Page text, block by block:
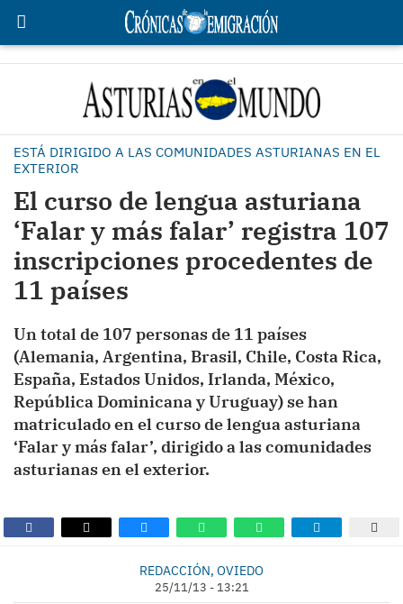
ESTÁ DIRIGIDO A LAS COMUNIDADES ASTURIANAS EN EL
EXTERIOR
El curso de lengua asturiana
‘Falar y más falar’ registra 107
inscripciones procedentes de
11 países
Un total de 107 personas de 11 países
(Alemania, Argentina, Brasil, Chile, Costa Rica,
España, Estados Unidos, Irlanda, México,
República Dominicana y Uruguay) se han
matriculado en el curso de lengua asturiana
‘Falar y más falar’, dirigido a las comunidades
asturianas en el exterior.
REDACCIÓN, OVIEDO
25/11/13 - 13:21